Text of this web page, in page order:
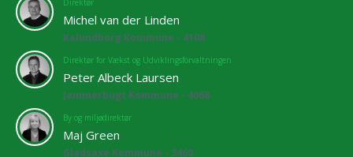
Direktør
Michel van der Linden
Kalundborg Kommune - 4108
Direktør for Vækst og Udviklingsforvaltningen
Peter Albeck Laursen
Jammerbugt Kommune - 4068
By og miljødirektør
Maj Green
Gladsaxe Kommune - 3460